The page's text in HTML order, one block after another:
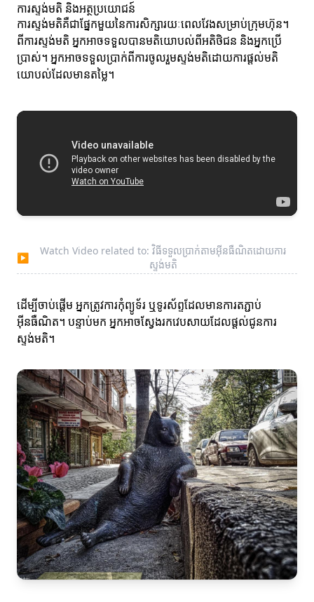
ការស្ទង់មតិ និងអត្ថប្រយោជន៍
ការស្ទង់មតិគឺជាផ្នែកមួយនៃការសិក្សារយៈពេលវែងសម្រាប់ក្រុមហ៊ុន។
ពីការស្ទង់មតិ អ្នកអាចទទួលបានមតិយោបល់ពីអតិថិជន និងអ្នកប្រើ
ប្រាស់។ អ្នកអាចទទួលប្រាក់ពីការចូលរួមស្ទង់មតិដោយការផ្ដល់មតិ
យោបល់ដែលមានតម្លៃ។
▶
Watch Video related to: វិធីទទួលប្រាក់តាមអ៊ីនធឺណិតដោយការ
ស្ទង់មតិ
ដើម្បីចាប់ផ្តើម អ្នកត្រូវការកុំព្យូទ័រ ឬទូរស័ព្ទដែលមានការតភ្ជាប់
អ៊ីនធឺណិត។ បន្ទាប់មក អ្នកអាចស្វែងរកវេបសាយដែលផ្តល់ជូនការ
ស្ទង់មតិ។